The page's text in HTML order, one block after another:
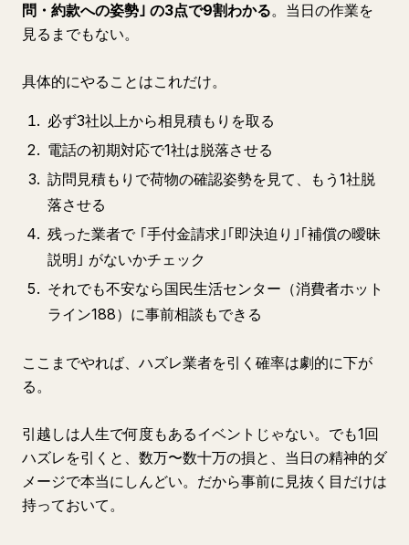
問・約款への姿勢｣ の3点で9割わかる。当日の作業を
見るまでもない。
具体的にやることはこれだけ。
必ず3社以上から相見積もりを取る
電話の初期対応で1社は脱落させる
訪問見積もりで荷物の確認姿勢を見て、もう1社脱
落させる
残った業者で ｢手付金請求｣｢即決迫り｣｢補償の曖昧
説明｣ がないかチェック
それでも不安なら国民生活センター（消費者ホット
ライン188）に事前相談もできる
ここまでやれば、ハズレ業者を引く確率は劇的に下が
る。
引越しは人生で何度もあるイベントじゃない。でも1回
ハズレを引くと、数万〜数十万の損と、当日の精神的ダ
メージで本当にしんどい。だから事前に見抜く目だけは
持っておいて。